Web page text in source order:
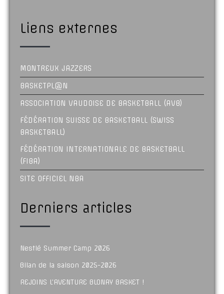
Liens externes
MONTREUX JAZZERS
BASKETPL@N
ASSOCIATION VAUDOISE DE BASKETBALL (AVB)
FÉDÉRATION SUISSE DE BASKETBALL (SWISS
BASKETBALL)
FÉDÉRATION INTERNATIONALE DE BASKETBALL
(FIBA)
SITE OFFICIEL NBA
Derniers articles
Nestlé Summer Camp 2026
Bilan de la saison 2025-2026
REJOINS L’AVENTURE BLONAY BASKET !